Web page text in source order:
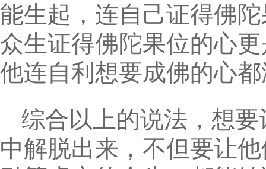
能生起，连自己证得佛
众生证得佛陀果位的心
他连自利想要成佛的心
综合以上的说法，想
中解脱出来，不但要让